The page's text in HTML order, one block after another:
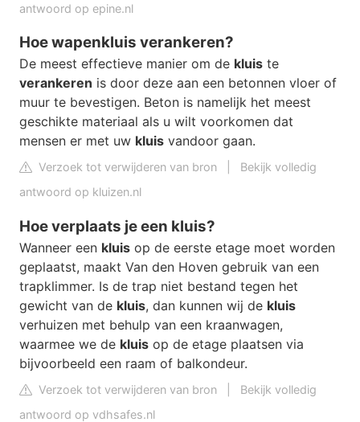
antwoord op epine.nl
Hoe wapenkluis verankeren?
De meest effectieve manier om de kluis te
verankeren is door deze aan een betonnen vloer of
muur te bevestigen. Beton is namelijk het meest
geschikte materiaal als u wilt voorkomen dat
mensen er met uw kluis vandoor gaan.
Verzoek tot verwijderen van bron
Bekijk volledig
antwoord op kluizen.nl
Hoe verplaats je een kluis?
Wanneer een kluis op de eerste etage moet worden
geplaatst, maakt Van den Hoven gebruik van een
trapklimmer. Is de trap niet bestand tegen het
gewicht van de kluis, dan kunnen wij de kluis
verhuizen met behulp van een kraanwagen,
waarmee we de kluis op de etage plaatsen via
bijvoorbeeld een raam of balkondeur.
Verzoek tot verwijderen van bron
Bekijk volledig
antwoord op vdhsafes.nl